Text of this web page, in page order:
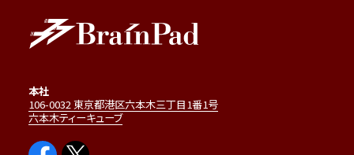
本社
106-0032 東京都港区六本木三丁目1番1号
六本木ティーキューブ